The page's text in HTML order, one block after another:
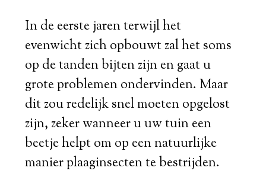
In de eerste jaren terwijl het
evenwicht zich opbouwt zal het soms
op de tanden bijten zijn en gaat u
grote problemen ondervinden. Maar
dit zou redelijk snel moeten opgelost
zijn, zeker wanneer u uw tuin een
beetje helpt om op een natuurlijke
manier plaaginsecten te bestrijden.